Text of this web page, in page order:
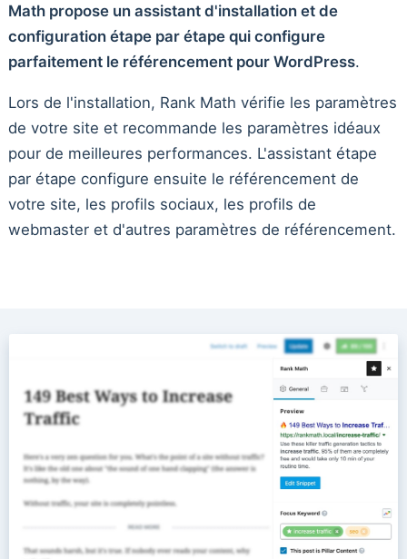
Math propose un assistant d'installation et de
configuration étape par étape qui configure
parfaitement le référencement pour WordPress.
Lors de l'installation, Rank Math vérifie les paramètres
de votre site et recommande les paramètres idéaux
pour de meilleures performances. L'assistant étape
par étape configure ensuite le référencement de
votre site, les profils sociaux, les profils de
webmaster et d'autres paramètres de référencement.